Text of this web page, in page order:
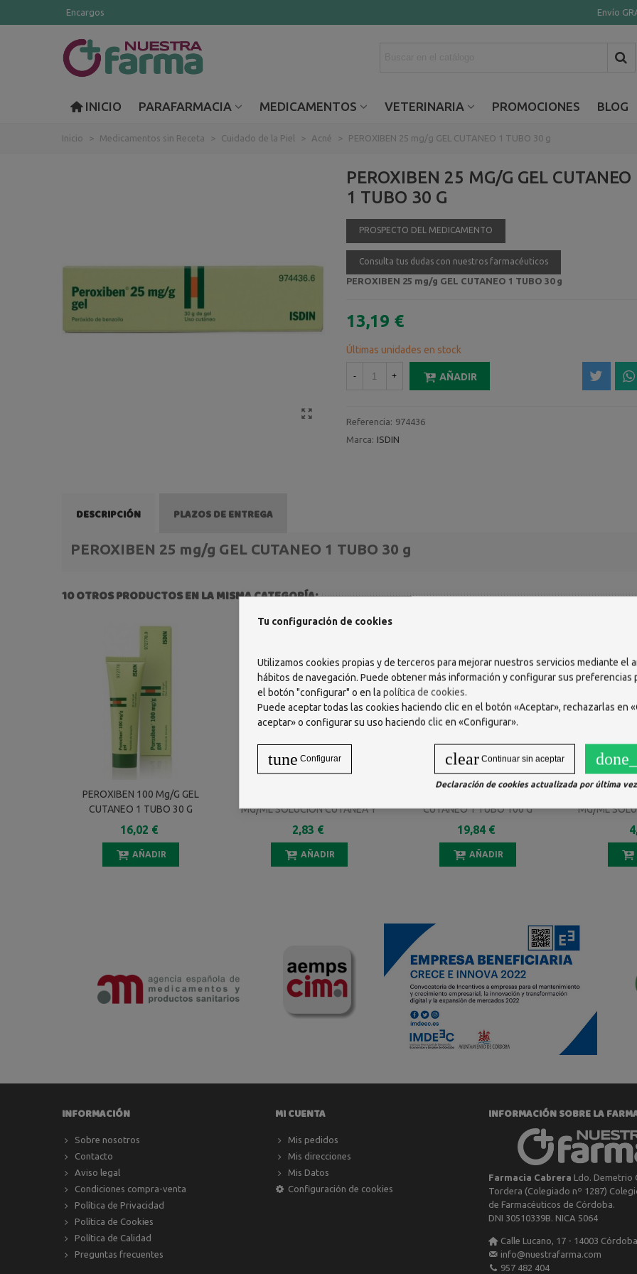
Encargos Envío
INICIO PARAFARMACIA MEDICAMENTOS VETERINARIA PROMOCIONES BLOG
Inicio > Medicamentos sin Receta > Cuidado de la Piel > Acné > PEROXIBEN 25 mg/g GEL CUTANEO 1 TUBO 30 g
PEROXIBEN 25 MG/G GEL CUTANEO
1 TUBO 30 G
PROSPECTO DEL MEDICAMENTO
Consulta tus dudas con nuestros farmacéuticos
PEROXIBEN 25 mg/g GEL CUTANEO 1 TUBO 30 g
13,19 €
Últimas unidades en stock
- + AÑADIR
Referencia: 974436
Marca: ISDIN
DESCRIPCIÓN PLAZOS DE ENTREGA
PEROXIBEN 25 mg/g GEL CUTANEO 1 TUBO 30 g
10 OTROS PRODUCTOS EN LA MISMA CATEGORÍA:
PEROXIBEN 100 Mg/g GEL
CUTANEO 1 TUBO 30 G
16,02 €
AÑADIR
MG/ML SOLUCION CUTANEA Y
CONCENTRADO PARA SOLUCION
BUCAL 1 FRASCO 250 ML
2,83 €
AÑADIR
CUTANEO 1 TUBO 100 G
19,84 €
AÑADIR
MG/ML
BUCAL 1
INFORMACIÓN
Sobre nosotros
Contacto
Aviso legal
Condiciones compra-venta
Política de Privacidad
Política de Cookies
Política de Calidad
Preguntas frecuentes
MI CUENTA
Mis pedidos
Mis direcciones
Mis Datos
Configuración de cookies
INFORMACIÓN SOBRE LA
Farmacia Cabrera Ldo. Demetrio
Tordera (Colegiado nº 1287)
de Farmacéuticos de Córdoba.
DNI 30510339B. NICA 5064
Calle Lucano, 17 - 14003 Córdoba
info@nuestrafarma.com
957 482 404
Tu configuración de cookies
Utilizamos cookies propias y de terceros para mejorar nuestros servicios mediante el
hábitos de navegación. Puede obtener más información y configurar sus preferencias
el botón "configurar" o en la política de cookies.
Puede aceptar todas las cookies haciendo clic en el botón «Aceptar», rechazarlas en
aceptar» o configurar su uso haciendo clic en «Configurar».
clear Continuar sin aceptar
tune Configurar
Declaración de cookies actualizada por última